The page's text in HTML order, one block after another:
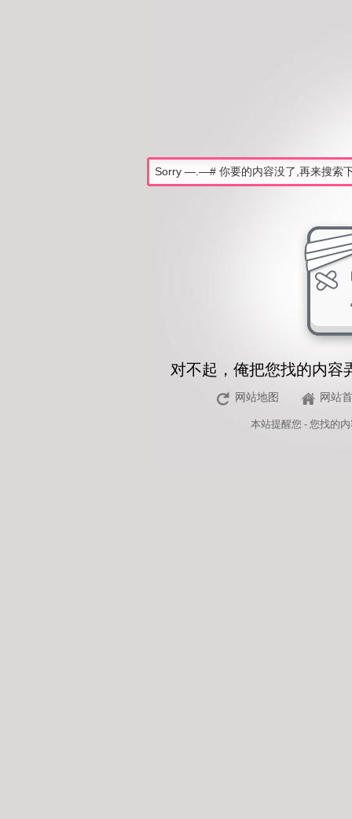
对不起，俺把您找的内容
网站地图 网站
本站提醒您 - 您找的